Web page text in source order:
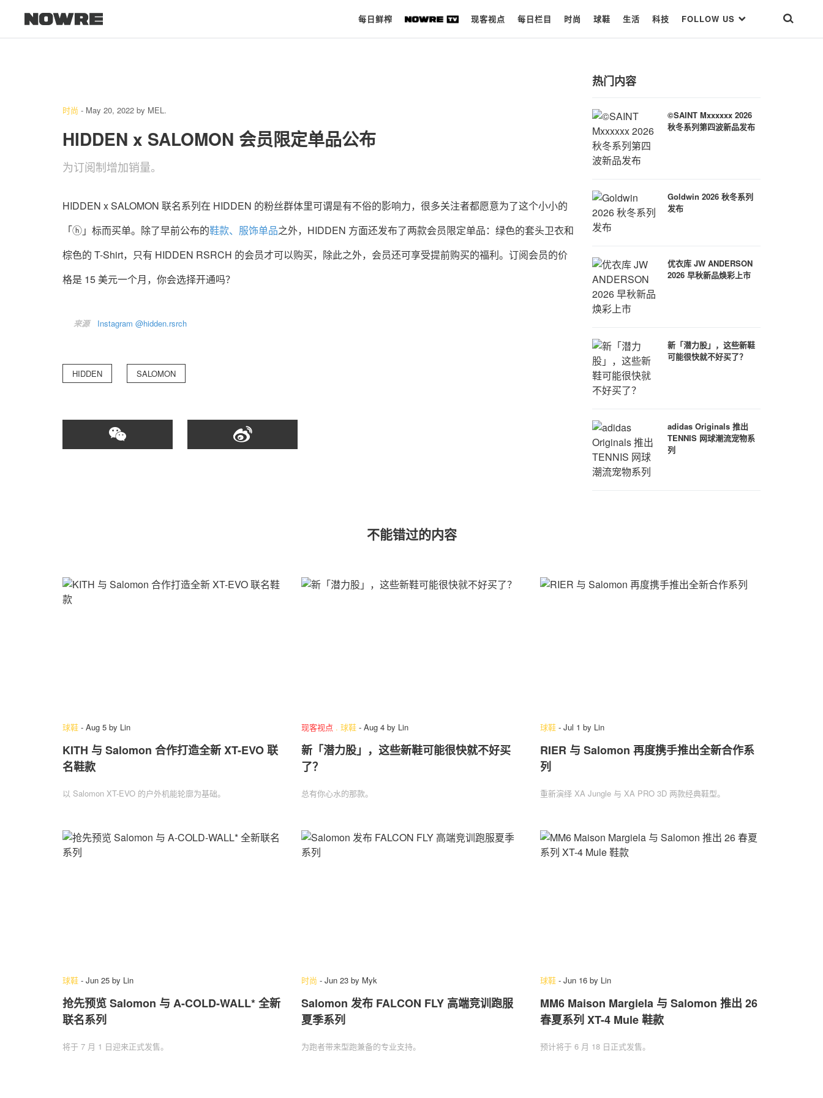
每日鲜榨 现客视点 每日栏目 时尚 球鞋 生活 科技 FOLLOW US
科 技
时尚 - May 20, 2022 by MEL.
HIDDEN x SALOMON 会员限定单品公布
为订阅制增加销量。
HIDDEN x SALOMON 联名系列在 HIDDEN 的粉丝群体里可谓是有不俗的影响力，很多关注者都愿意为了这个小小的
「ⓗ」标而买单。除了早前公布的鞋款、服饰单品之外，HIDDEN 方面还发布了两款会员限定单品：绿色的套头卫衣和
棕色的 T-Shirt，只有 HIDDEN RSRCH 的会员才可以购买，除此之外，会员还可享受提前购买的福利。订阅会员的价
格是 15 美元一个月，你会选择开通吗？
来源 Instagram @hidden.rsrch
HIDDEN SALOMON
热门内容
©SAINT Mxxxxxx 2026
秋冬系列第四波新品发布
Goldwin 2026 秋冬系列
发布
优衣库 JW ANDERSON
2026 早秋新品焕彩上市
新「潜力股」，这些新鞋
可能很快就不好买了？
adidas Originals 推出
TENNIS 网球潮流宠物系
列
不能错过的内容
球鞋 - Aug 5 by Lin
KITH 与 Salomon 合作打造全新 XT-EVO 联
名鞋款
以 Salomon XT-EVO 的户外机能轮廓为基础。
现客视点 . 球鞋 - Aug 4 by Lin
新「潜力股」，这些新鞋可能很快就不好买
了？
总有你心水的那款。
球鞋 - Jul 1 by Lin
RIER 与 Salomon 再度携手推出全新合作系
列
重新演绎 XA Jungle 与 XA PRO 3D 两款经典鞋型。
球鞋 - Jun 25 by Lin
抢先预览 Salomon 与 A-COLD-WALL* 全新
联名系列
将于 7 月 1 日迎来正式发售。
时尚 - Jun 23 by Myk
Salomon 发布 FALCON FLY 高端竞训跑服
夏季系列
为跑者带来型跑兼备的专业支持。
球鞋 - Jun 16 by Lin
MM6 Maison Margiela 与 Salomon 推出 26
春夏系列 XT-4 Mule 鞋款
预计将于 6 月 18 日正式发售。